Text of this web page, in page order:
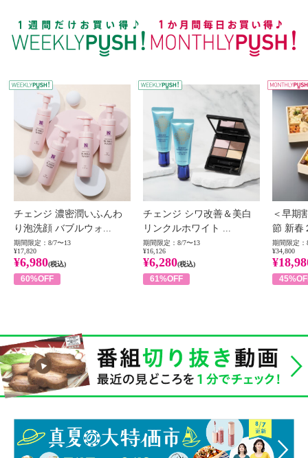
WEEKLY PUSH
チェンジ 濃密潤いふんわ
り泡洗顔 バブルウォ...
期間限定：8/7〜13
¥17,820
¥6,980(税込)
60%OFF
チェンジ シワ改善＆美白
リンクルホワイト ...
期間限定：8/7〜13
¥16,126
¥6,280(税込)
61%OFF
＜早期
節 新春
期間限定：
¥34,800